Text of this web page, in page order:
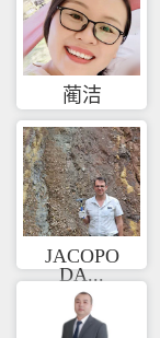
蔺洁
JACOPO
DA...